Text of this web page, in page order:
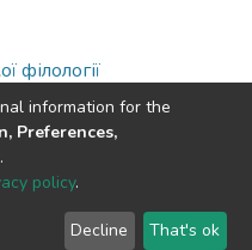
філології
© 2009-2026
End User
Send
information for the
Preferences,
.
policy.
Decline That's ok